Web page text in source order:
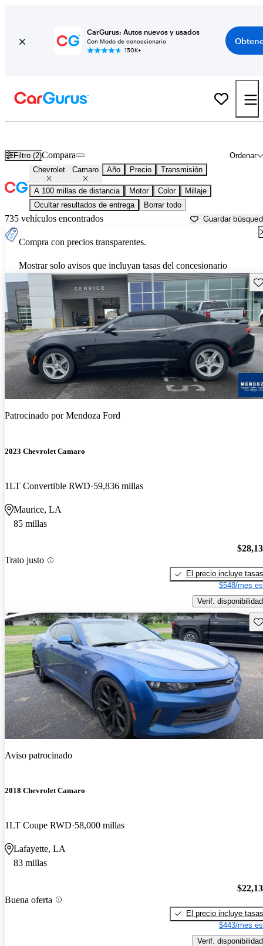
CarGurus: Autos nuevos y usados
Con Modo de concesionario
150K+
Filtro (2) Ordenar
Compara
Chevrolet Camaro Año Precio Transmisión
A 100 millas de distancia Motor Color
Millaje
Ocultar resultados de entrega
Borrar todo
735 vehículos encontrados Guardar
Compra con precios transparentes.
Mostrar solo avisos que incluyan tasas del concesionario
Patrocinado porMendoza Ford
2023 Chevrolet Camaro
1LT Convertible RWD 59,836 millas
Maurice, LA
85 millas
Trato justo
El precio incluye tasas
$548/mes
Verif. disponibilidad
Aviso patrocinado
2018 Chevrolet Camaro
1LT Coupe RWD 58,000 millas
Lafayette, LA
83 millas
Buena oferta
El precio incluye tasas
$443/mes
Verif. disponibilidad